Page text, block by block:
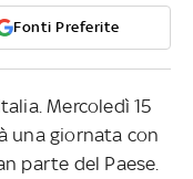
Fonti Preferite
Mercoledì 15
una giornata con
parte del Paese.